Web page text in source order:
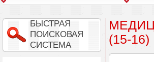
БЫСТРАЯ
ПОИСКОВАЯ
СИСТЕМА
(15-16)